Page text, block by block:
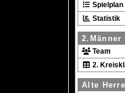
Spielplan
Statistik
2.Männer
Team
2.
Alte